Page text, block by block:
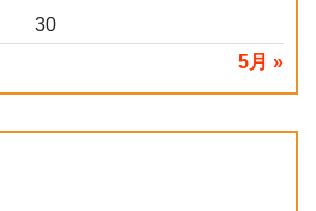
5月 »
30